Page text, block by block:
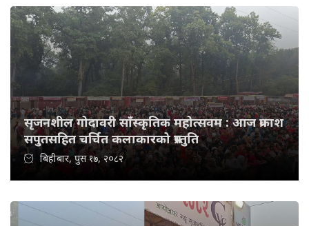
सृजनशील गोदावरी साँस्कृतिक महोत्सवम : आज प्रकाश
सपुतसहित चर्चित कलाकारको प्रस्तुति
बिहीबार, पुस १७, २०८२